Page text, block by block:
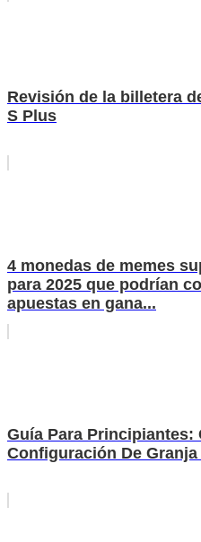
Revisión de la billetera
S Plus
4 monedas de memes
para 2025 que podrían
apuestas en gana...
Guía Para Principiantes:
Configuración De Granja